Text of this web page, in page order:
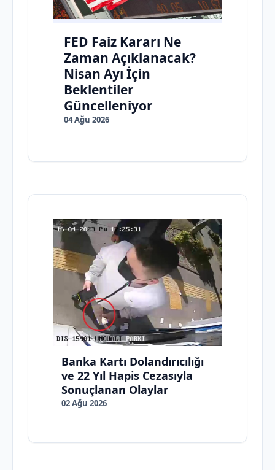
FED Faiz Kararı Ne
Zaman Açıklanacak?
Nisan Ayı İçin
Beklentiler
Güncelleniyor
04 Ağu 2026
Banka Kartı Dolandırıcılığı
ve 22 Yıl Hapis Cezasıyla
Sonuçlanan Olaylar
02 Ağu 2026